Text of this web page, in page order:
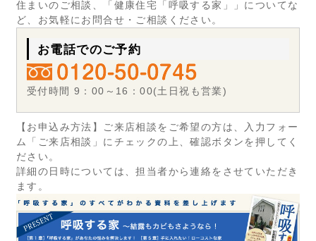
住まいのご相談、「健康住宅「呼吸する家」」についてな
ど、お気軽にお問合せ・ご相談ください。
お電話でのご予約
受付時間 9：00～16：00(土日祝も営業)
【お申込み方法】ご来店相談をご希望の方は、入力フォー
ム「ご来店相談」にチェックの上、確認ボタンを押してく
ださい。
詳細の日時については、担当者から連絡をさせていただき
ます。